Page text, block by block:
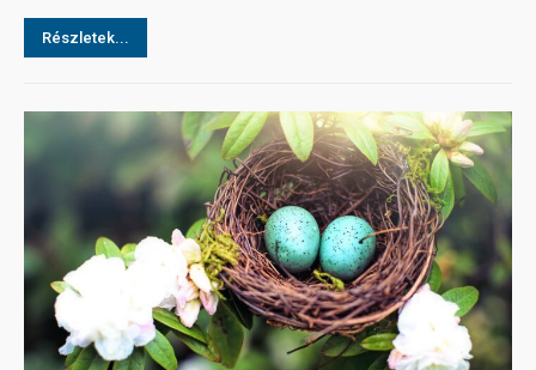
Részletek...